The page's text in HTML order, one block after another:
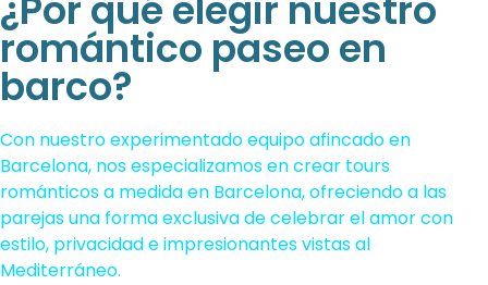
romántico paseo en
barco?
Con nuestro experimentado equipo afincado en
Barcelona, nos especializamos en crear tours
románticos a medida en Barcelona, ofreciendo a las
parejas una forma exclusiva de celebrar el amor con
estilo, privacidad e impresionantes vistas al
Mediterráneo.